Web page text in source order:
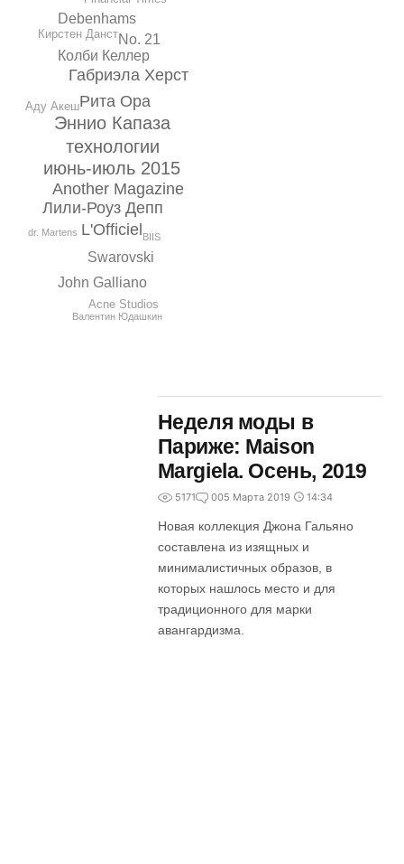
технологии
июнь-июль 2015
Эннио Капаза
Another Magazine
Рита Ора
Лили-Роуз Депп
Габриэла Херст
L'Officiel
Колби Келлер
Swarovski
No. 21
Debenhams
John Galliano
Аду Акеш
Acne Studios
Кирстен Данст
Валентин Юдашкин
dr. Martens BIIS
Неделя моды в
Париже: Maison
Margiela. Осень, 2019
5171 005 Марта 2019 14:34
Новая коллекция Джона Гальяно
составлена из изящных и
минималистичных образов, в
которых нашлось место и для
традиционного для марки
авангардизма.